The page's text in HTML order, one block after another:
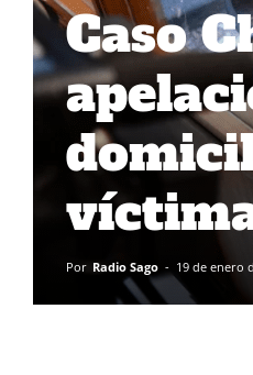
Caso
Por Radio Sago - 19 de enero